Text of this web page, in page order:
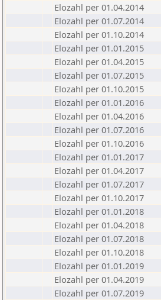
Elozahl per 01.04.2014
Elozahl per 01.07.2014
Elozahl per 01.10.2014
Elozahl per 01.01.2015
Elozahl per 01.04.2015
Elozahl per 01.07.2015
Elozahl per 01.10.2015
Elozahl per 01.01.2016
Elozahl per 01.04.2016
Elozahl per 01.07.2016
Elozahl per 01.10.2016
Elozahl per 01.01.2017
Elozahl per 01.04.2017
Elozahl per 01.07.2017
Elozahl per 01.10.2017
Elozahl per 01.01.2018
Elozahl per 01.04.2018
Elozahl per 01.07.2018
Elozahl per 01.10.2018
Elozahl per 01.01.2019
Elozahl per 01.04.2019
Elozahl per 01.07.2019